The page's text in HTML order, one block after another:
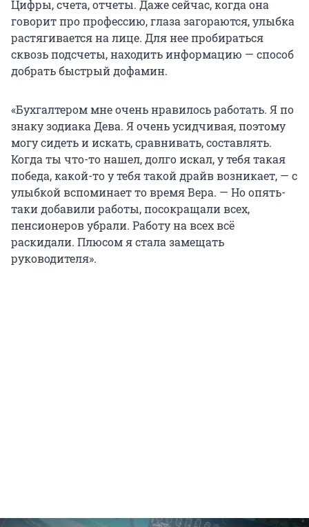
Цифры, счета, отчеты. Даже сейчас, когда она
говорит про профессию, глаза загораются, улыбка
растягивается на лице. Для нее пробираться
сквозь подсчеты, находить информацию — способ
добрать быстрый дофамин.
«Бухгалтером мне очень нравилось работать. Я по
знаку зодиака Дева. Я очень усидчивая, поэтому
могу сидеть и искать, сравнивать, составлять.
Когда ты что-то нашел, долго искал, у тебя такая
победа, какой-то у тебя такой драйв возникает, — с
улыбкой вспоминает то время Вера. — Но опять-
таки добавили работы, посокращали всех,
пенсионеров убрали. Работу на всех всё
раскидали. Плюсом я стала замещать
руководителя».